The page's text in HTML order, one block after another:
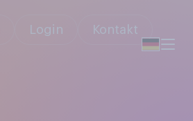
Login Kontakt